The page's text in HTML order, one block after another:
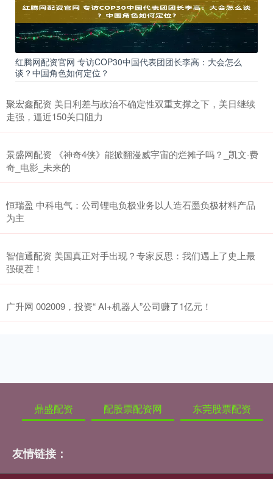
红腾网配资官网 专访COP30中国代表团团长李高：大会怎么
谈？中国角色如何定位？
聚宏鑫配资 美日利差与政治不确定性双重支撑之下，美日继续
走强，逼近150关口阻力
景盛网配资 《神奇4侠》能掀翻漫威宇宙的烂摊子吗？_凯文·费
奇_电影_未来的
恒瑞盈 中科电气：公司锂电负极业务以人造石墨负极材料产品
为主
智信通配资 美国真正对手出现？专家反思：我们遇上了史上最
强硬茬！
广升网 002009，投资“ AI+机器人”公司赚了1亿元！
鼎盛配资 配股票配资网 东莞股票配资
友情链接：